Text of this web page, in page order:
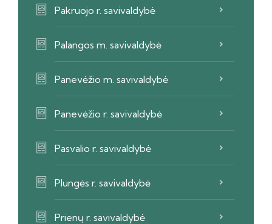
Pakruojo r. savivaldybė
Palangos m. savivaldybė
Panevėžio m. savivaldybė
Panevėžio r. savivaldybė
Pasvalio r. savivaldybė
Plungės r. savivaldybė
Prienų r. savivaldybė